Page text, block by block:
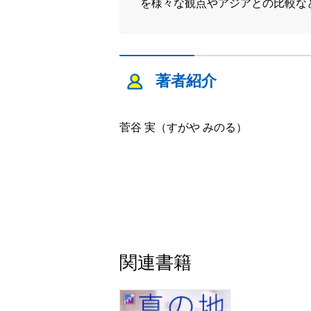
を様々な観点やアジアとの比較な
著者紹介
菅谷 実（すがや みのる）
関連書籍